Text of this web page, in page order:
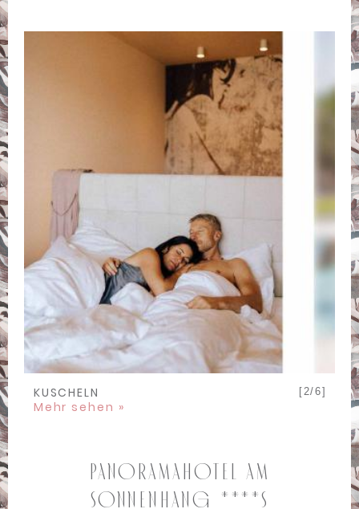
ALLE ZUSAMMEN
Panoramahotel am
Sonnenhang ****S